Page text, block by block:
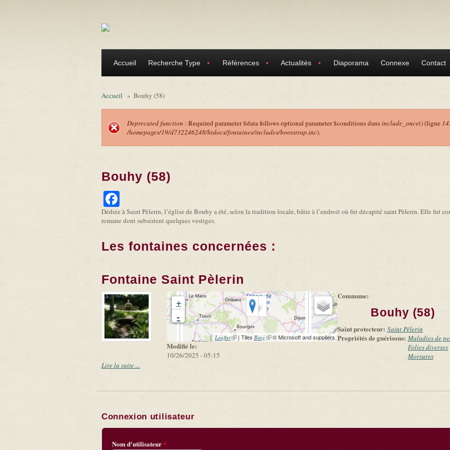
Accueil Recherche Type Références Actualités Diaporama Connexe Contact
Accueil » Bouhy (58)
Message d'erreur
Deprecated function : Required parameter $data follows optional parameter $conditions dansinclude_once()(ligne
/homepages/19/d732246248/htdocs/fontaines/includes/bootstrap.inc).
Bouhy (58)
Dédiée à Saint Pèlerin, l’église de Bouhy a été, selon la tradition locale, bâtie à l’endroit où fut décapité saint Pèlerin. Elle fut
romane dont subsistent quelques vestiges.
Les fontaines concernées :
Fontaine Saint Pèlerin
+
-
Leaflet(link is external)
| Tiles Bing (link is external)
© Microsoft and suppliers
Modifié le:
10/26/2025 - 05:15
Commune:
Bouhy (58)
Saint protecteur: Saint Pèlerin
Propriétés de guérisons: Maladies de
Folies diverses
Morsures
Lire la suite ...
Connexion utilisateur
Nom d'utilisateur*